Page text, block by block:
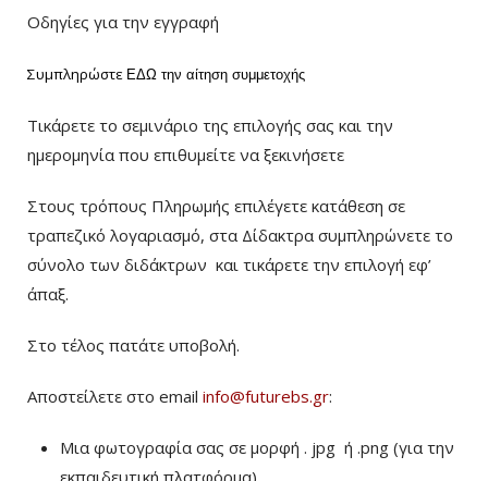
Οδηγίες για την εγγραφή
Συμπληρώστε ΕΔΩ την αίτηση συμμετοχής
Τικάρετε το σεμινάριο της επιλογής σας και την
ημερομηνία που επιθυμείτε να ξεκινήσετε
Στους τρόπους Πληρωμής επιλέγετε κατάθεση σε
τραπεζικό λογαριασμό, στα Δίδακτρα συμπληρώνετε το
σύνολο των διδάκτρων και τικάρετε την επιλογή εφ’
άπαξ.
Στο τέλος πατάτε υποβολή.
Αποστείλετε στο email info@futurebs.gr:
Μια φωτογραφία σας σε μορφή . jpg ή .png (για την
εκπαιδευτική πλατφόρμα)